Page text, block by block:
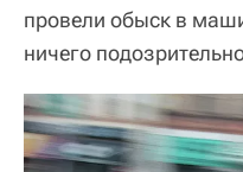
провели обыск в
ничего